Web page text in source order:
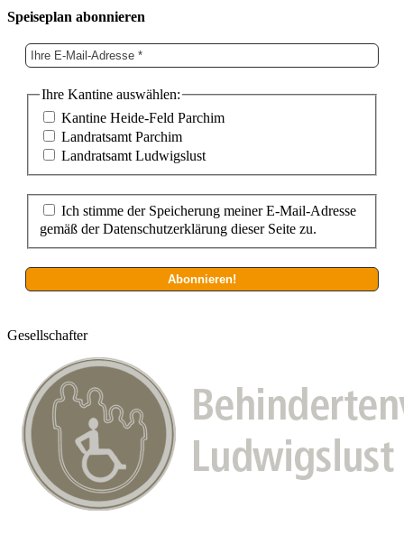
Speiseplan abonnieren
Ihre Kantine auswählen:
Kantine Heide-Feld Parchim
Landratsamt Parchim
Landratsamt Ludwigslust
Ich stimme der Speicherung meiner E-Mail-Adresse
gemäß der Datenschutzerklärung dieser Seite zu.
Gesellschafter